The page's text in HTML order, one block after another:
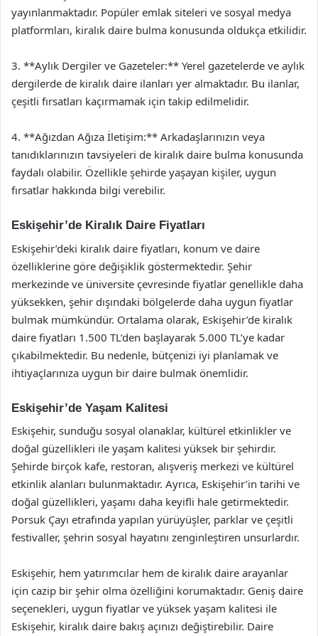
yayınlanmaktadır. Popüler emlak siteleri ve sosyal medya
platformları, kiralık daire bulma konusunda oldukça etkilidir.
3. **Aylık Dergiler ve Gazeteler:** Yerel gazetelerde ve aylık
dergilerde de kiralık daire ilanları yer almaktadır. Bu ilanlar,
çeşitli fırsatları kaçırmamak için takip edilmelidir.
4. **Ağızdan Ağıza İletişim:** Arkadaşlarınızın veya
tanıdıklarınızın tavsiyeleri de kiralık daire bulma konusunda
faydalı olabilir. Özellikle şehirde yaşayan kişiler, uygun
fırsatlar hakkında bilgi verebilir.
Eskişehir’de Kiralık Daire Fiyatları
Eskişehir’deki kiralık daire fiyatları, konum ve daire
özelliklerine göre değişiklik göstermektedir. Şehir
merkezinde ve üniversite çevresinde fiyatlar genellikle daha
yüksekken, şehir dışındaki bölgelerde daha uygun fiyatlar
bulmak mümkündür. Ortalama olarak, Eskişehir’de kiralık
daire fiyatları 1.500 TL’den başlayarak 5.000 TL’ye kadar
çıkabilmektedir. Bu nedenle, bütçenizi iyi planlamak ve
ihtiyaçlarınıza uygun bir daire bulmak önemlidir.
Eskişehir’de Yaşam Kalitesi
Eskişehir, sunduğu sosyal olanaklar, kültürel etkinlikler ve
doğal güzellikleri ile yaşam kalitesi yüksek bir şehirdir.
Şehirde birçok kafe, restoran, alışveriş merkezi ve kültürel
etkinlik alanları bulunmaktadır. Ayrıca, Eskişehir’in tarihi ve
doğal güzellikleri, yaşamı daha keyifli hale getirmektedir.
Porsuk Çayı etrafında yapılan yürüyüşler, parklar ve çeşitli
festivaller, şehrin sosyal hayatını zenginleştiren unsurlardır.
Eskişehir, hem yatırımcılar hem de kiralık daire arayanlar
için cazip bir şehir olma özelliğini korumaktadır. Geniş daire
seçenekleri, uygun fiyatlar ve yüksek yaşam kalitesi ile
Eskişehir, kiralık daire bakış açınızı değiştirebilir. Daire